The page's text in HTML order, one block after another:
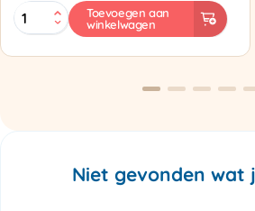
MINI
PAK'R
Refurbished
Toevoegen aan
winkelwagen
Niet gevonden wat